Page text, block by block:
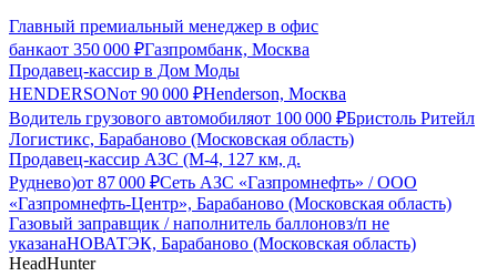
Главный премиальный менеджер в офис
банкаот 350 000 ₽Газпромбанк, Москва
Продавец-кассир в Дом Моды
HENDERSONот 90 000 ₽Henderson, Москва
Водитель грузового автомобиляот 100 000 ₽Бристоль Ритейл
Логистикс, Барабаново (Московская область)
Продавец-кассир АЗС (М-4, 127 км, д.
Руднево)от 87 000 ₽Сеть АЗС «Газпромнефть» / ООО
«Газпромнефть-Центр», Барабаново (Московская область)
Газовый заправщик / наполнитель баллоновз/п не
указанаНОВАТЭК, Барабаново (Московская область)
HeadHunter